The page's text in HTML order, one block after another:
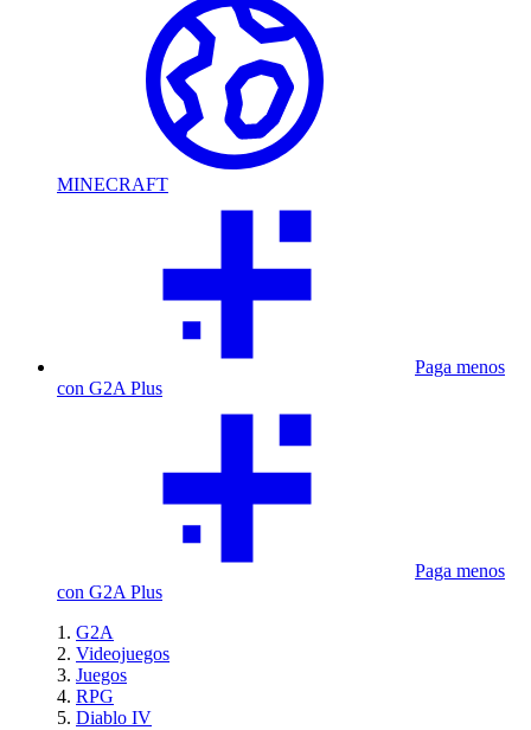
MINECRAFT
Paga menos
con G2A Plus
Paga menos
con G2A Plus
G2A
Videojuegos
Juegos
RPG
Diablo IV